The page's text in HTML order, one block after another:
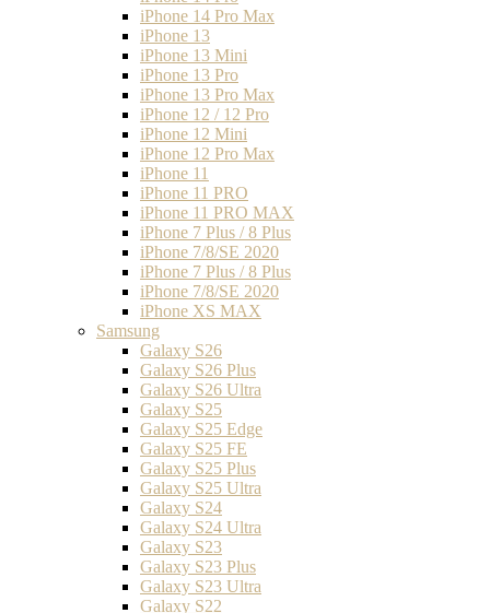
iPhone 14 Pro Max
iPhone 13
iPhone 13 Mini
iPhone 13 Pro
iPhone 13 Pro Max
iPhone 12 / 12 Pro
iPhone 12 Mini
iPhone 12 Pro Max
iPhone 11
iPhone 11 PRO
iPhone 11 PRO MAX
iPhone 7 Plus / 8 Plus
iPhone 7/8/SE 2020
iPhone 7 Plus / 8 Plus
iPhone 7/8/SE 2020
iPhone XS MAX
Samsung
Galaxy S26
Galaxy S26 Plus
Galaxy S26 Ultra
Galaxy S25
Galaxy S25 Edge
Galaxy S25 FE
Galaxy S25 Plus
Galaxy S25 Ultra
Galaxy S24
Galaxy S24 Ultra
Galaxy S23
Galaxy S23 Plus
Galaxy S23 Ultra
Galaxy S22